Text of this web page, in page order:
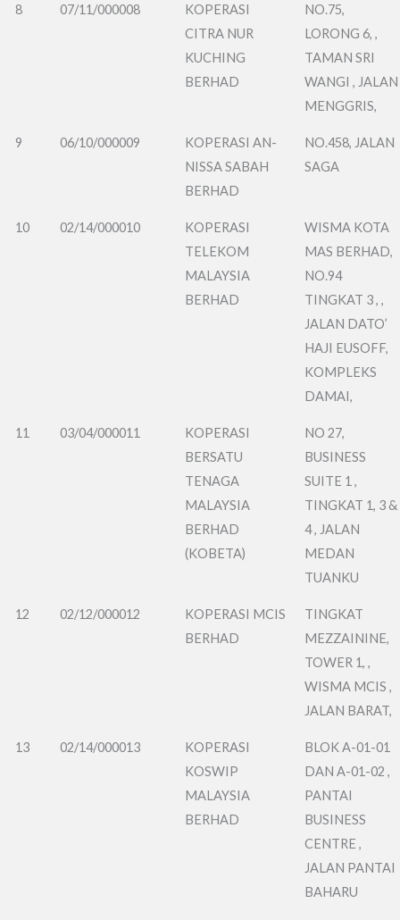
8 07/11/000008
KOPERASI
CITRA NUR
KUCHING
BERHAD
NO.75,
LORONG 6, ,
TAMAN SRI
WANGI , JALAN
MENGGRIS,
9 06/10/000009
KOPERASI AN-
NISSA SABAH
BERHAD
NO.458, JALAN
SAGA
10 02/14/000010
KOPERASI
TELEKOM
MALAYSIA
BERHAD
WISMA KOTA
MAS BERHAD,
NO.94
TINGKAT 3 , ,
JALAN DATO’
HAJI EUSOFF,
KOMPLEKS
DAMAI,
11 03/04/000011
KOPERASI
BERSATU
TENAGA
MALAYSIA
BERHAD
(KOBETA)
NO 27,
BUSINESS
SUITE 1 ,
TINGKAT 1, 3 &
4 , JALAN
MEDAN
TUANKU
12 02/12/000012
KOPERASI MCIS
BERHAD
TINGKAT
MEZZAININE,
TOWER 1, ,
WISMA MCIS ,
JALAN BARAT,
13 02/14/000013
KOPERASI
KOSWIP
MALAYSIA
BERHAD
BLOK A-01-01
DAN A-01-02 ,
PANTAI
BUSINESS
CENTRE ,
JALAN PANTAI
BAHARU